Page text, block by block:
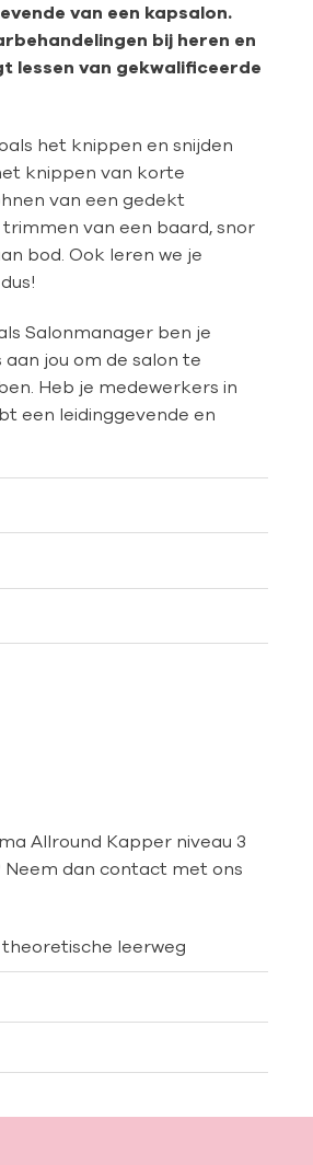
van een kapsalon.
bij heren en
lessen van gekwalificeerde
het knippen en snijden
knippen van korte
van een gedekt
van een baard, snor
bod. Ook leren we je
Salonmanager ben je
jou om de salon te
Heb je medewerkers in
een leidinggevende en
Allround Kapper niveau 3
Neem dan contact met ons
leerweg